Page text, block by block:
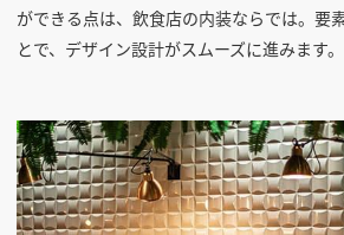
ができる点は、飲食店の内装ならでは。要
とで、デザイン設計がスムーズに進みます。